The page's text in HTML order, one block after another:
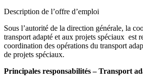
Description de l’offre d’emploi
Sous l’autorité de la direction générale, la
transport adapté et aux projets spéciaux est
coordination des opérations du transport
de projets spéciaux.
Principales responsabilités – Transport